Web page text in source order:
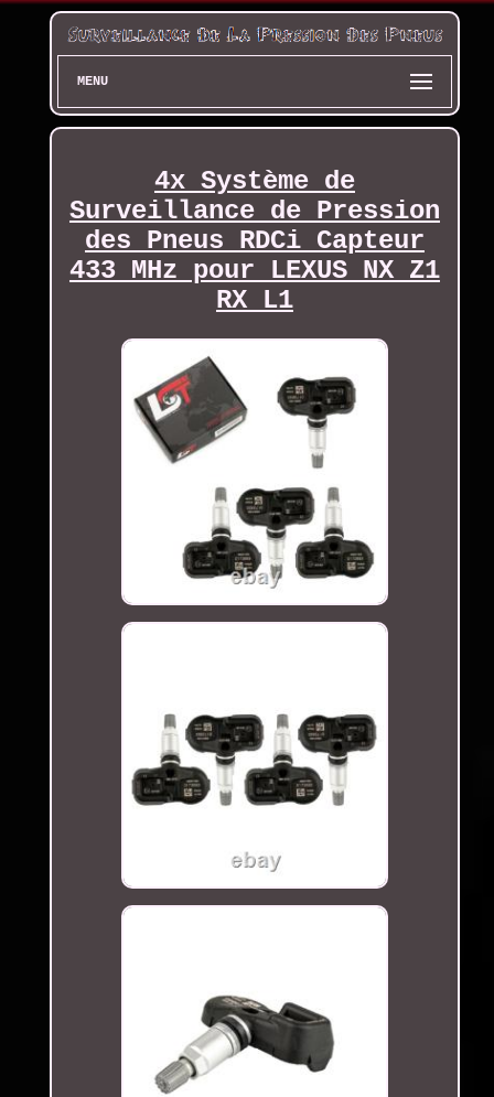
MENU
4x Système de
Surveillance de Pression
des Pneus RDCi Capteur
433 MHz pour LEXUS NX Z1
RX L1